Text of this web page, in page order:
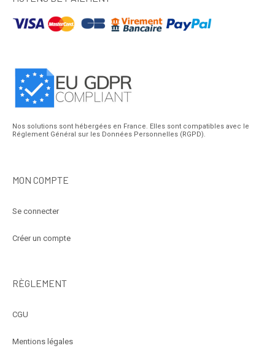
Nos solutions sont hébergées en France. Elles sont compatibles avec le
Réglement Général sur les Données Personnelles (RGPD).
MON COMPTE
Se connecter
Créer un compte
RÈGLEMENT
CGU
Mentions légales